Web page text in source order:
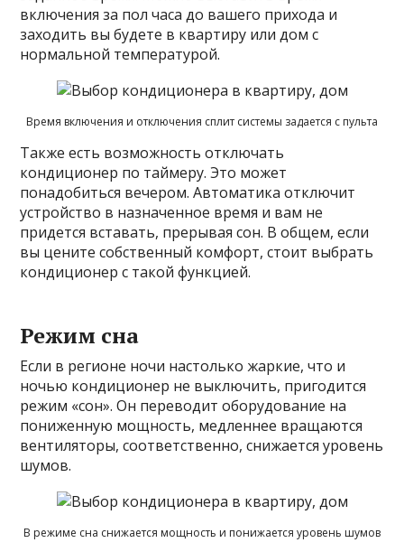
включения за пол часа до вашего прихода и
заходить вы будете в квартиру или дом с
нормальной температурой.
Время включения и отключения сплит системы задается с пульта
Также есть возможность отключать
кондиционер по таймеру. Это может
понадобиться вечером. Автоматика отключит
устройство в назначенное время и вам не
придется вставать, прерывая сон. В общем, если
вы цените собственный комфорт, стоит выбрать
кондиционер с такой функцией.
Режим сна
Если в регионе ночи настолько жаркие, что и
ночью кондиционер не выключить, пригодится
режим «сон». Он переводит оборудование на
пониженную мощность, медленнее вращаются
вентиляторы, соответственно, снижается уровень
шумов.
В режиме сна снижается мощность и понижается уровень шумов